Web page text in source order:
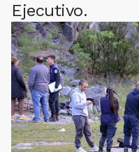
Ejecutivo.